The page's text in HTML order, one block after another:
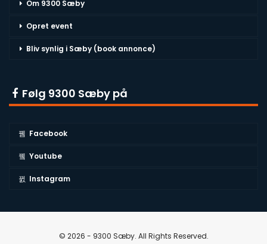
Om 9300 Sæby
Opret event
Bliv synlig i Sæby (book annonce)
Følg 9300 Sæby på
Facebook
Youtube
Instagram
© 2026 - 9300 Sæby. All Rights Reserved.